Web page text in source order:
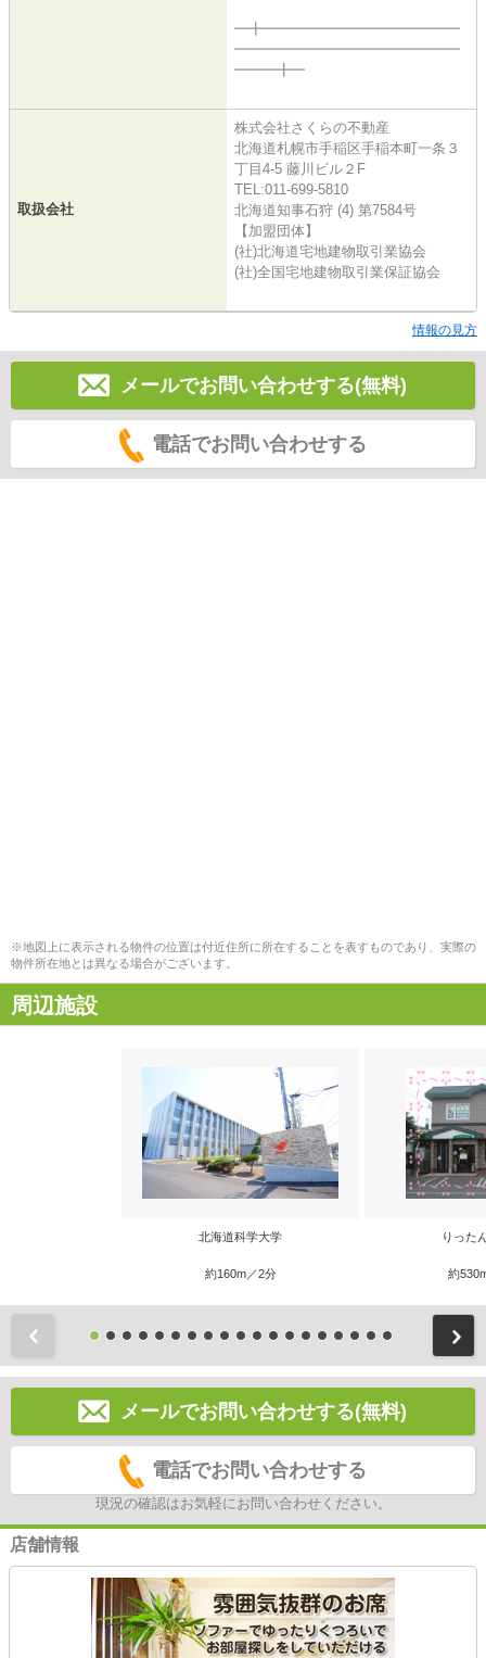
━╋━━━━━━━━━━━━━━
━━━━━━━━━━━━━━━━
━━━╋━
取扱会社
株式会社さくらの不動産
北海道札幌市手稲区手稲本町一条３
丁目4-5 藤川ビル２F
TEL:011-699-5810
北海道知事石狩 (4) 第7584号
【加盟団体】
(社)北海道宅地建物取引業協会
(社)全国宅地建物取引業保証協会
情報の見方
メールでお問い合わせする(無料)
電話でお問い合わせする
※地図上に表示される物件の位置は付近住所に所在することを表すものであり、実際の
物件所在地とは異なる場合がございます。
周辺施設
北海道科学大学
約160m／2分
りった
約
メールでお問い合わせする(無料)
電話でお問い合わせする
現況の確認はお気軽にお問い合わせください。
店舗情報